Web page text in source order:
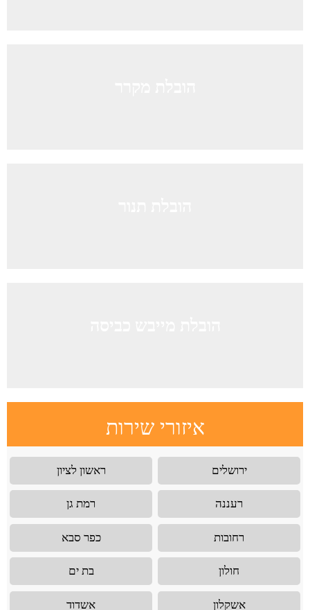
איזורי שירות
ירושלים ראשון לציון
רעננה רמת גן
רחובות כפר סבא
חולון בת ים
אשקלון אשדוד